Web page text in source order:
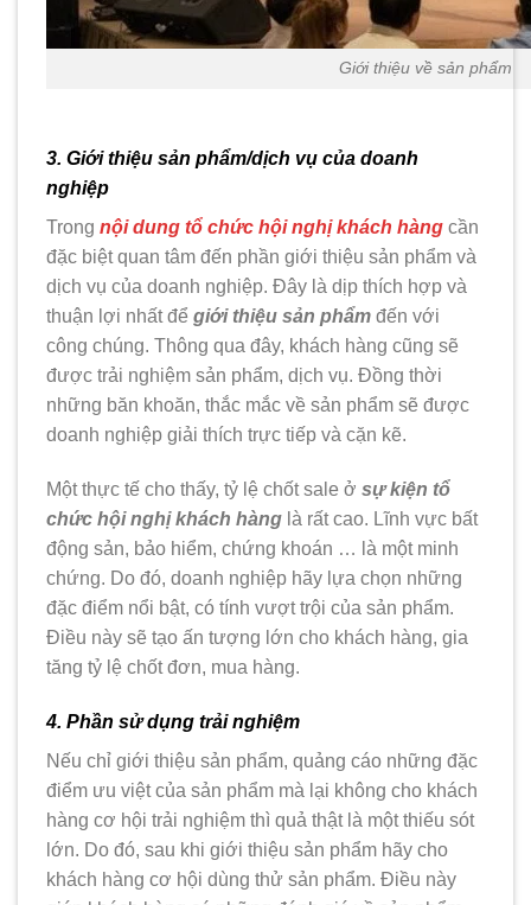
Giới thiệu về sản phẩm
3. Giới thiệu sản phẩm/dịch vụ của doanh
nghiệp
Trong nội dung tổ chức hội nghị khách hàng cần
đặc biệt quan tâm đến phần giới thiệu sản phẩm và
dịch vụ của doanh nghiệp. Đây là dịp thích hợp và
thuận lợi nhất để giới thiệu sản phẩm đến với
công chúng. Thông qua đây, khách hàng cũng sẽ
được trải nghiệm sản phẩm, dịch vụ. Đồng thời
những băn khoăn, thắc mắc về sản phẩm sẽ được
doanh nghiệp giải thích trực tiếp và cặn kẽ.
Một thực tế cho thấy, tỷ lệ chốt sale ở sự kiện tổ
chức hội nghị khách hàng là rất cao. Lĩnh vực bất
động sản, bảo hiểm, chứng khoán … là một minh
chứng. Do đó, doanh nghiệp hãy lựa chọn những
đặc điểm nổi bật, có tính vượt trội của sản phẩm.
Điều này sẽ tạo ấn tượng lớn cho khách hàng, gia
tăng tỷ lệ chốt đơn, mua hàng.
4. Phần sử dụng trải nghiệm
Nếu chỉ giới thiệu sản phẩm, quảng cáo những đặc
điểm ưu việt của sản phẩm mà lại không cho khách
hàng cơ hội trải nghiệm thì quả thật là một thiếu sót
lớn. Do đó, sau khi giới thiệu sản phẩm hãy cho
khách hàng cơ hội dùng thử sản phẩm. Điều này